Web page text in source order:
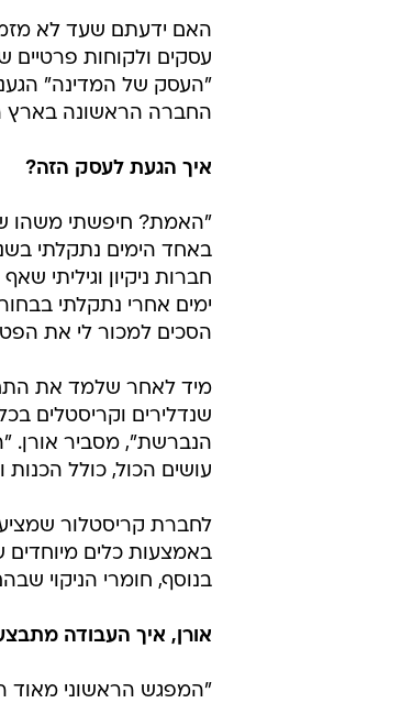
האם ידעתם שעד לא מזמן
עסקים ולקוחות פרטיים
"העסק של המדינה"
החברה הראשונה בארץ
איך הגעת לעסק הזה?
"האמת? חיפשתי משהו
באחד הימים נתקלתי
חברות ניקיון
ימים אחרי נתקלתי
הסכים למכור לי את
מיד לאחר שלמד את
שנדלירים וקריסטלים
הנברשת", מסביר אורן.
עושים הכול, כולל הכנות
לחברת קריסטלור
באמצעות כלים מיוחדים
בנוסף, חומרי הניקוי
אורן, איך העבודה
"המפגש הראשוני מאוד